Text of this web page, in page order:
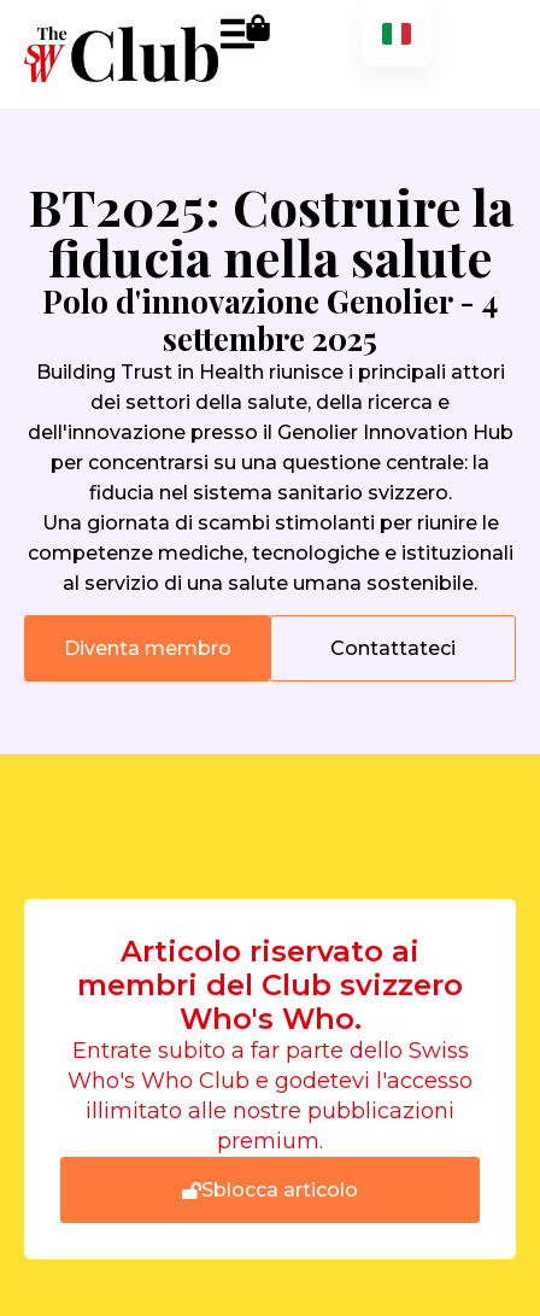
BT2025: Costruire la
fiducia nella salute
Polo d'innovazione Genolier - 4
settembre 2025
Building Trust in Health riunisce i principali attori
dei settori della salute, della ricerca e
dell'innovazione presso il Genolier Innovation Hub
per concentrarsi su una questione centrale: la
fiducia nel sistema sanitario svizzero.
Una giornata di scambi stimolanti per riunire le
competenze mediche, tecnologiche e istituzionali
al servizio di una salute umana sostenibile.
Diventa membro Contattateci
Articolo riservato ai
membri del Club svizzero
Who's Who.
Entrate subito a far parte dello Swiss
Who's Who Club e godetevi l'accesso
illimitato alle nostre pubblicazioni
premium.
Sblocca articolo